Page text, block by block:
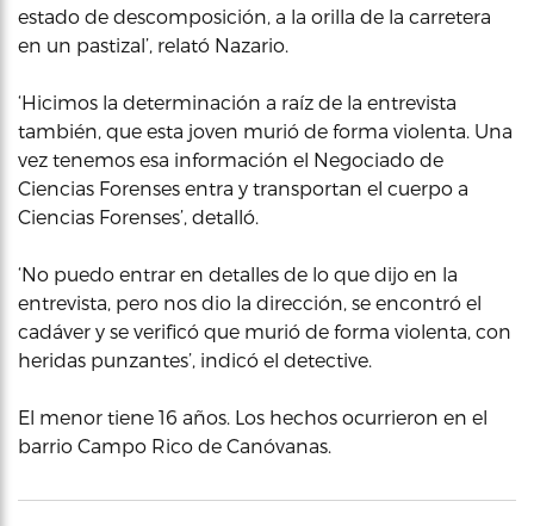
estado de descomposición, a la orilla de la carretera
en un pastizal’, relató Nazario.
‘Hicimos la determinación a raíz de la entrevista
también, que esta joven murió de forma violenta. Una
vez tenemos esa información el Negociado de
Ciencias Forenses entra y transportan el cuerpo a
Ciencias Forenses’, detalló.
‘No puedo entrar en detalles de lo que dijo en la
entrevista, pero nos dio la dirección, se encontró el
cadáver y se verificó que murió de forma violenta, con
heridas punzantes’, indicó el detective.
El menor tiene 16 años. Los hechos ocurrieron en el
barrio Campo Rico de Canóvanas.